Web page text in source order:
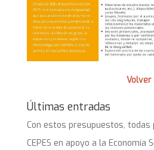
Volver
Últimas entradas
Con estos presupuestos, todas
CEPES en apoyo a la Economía